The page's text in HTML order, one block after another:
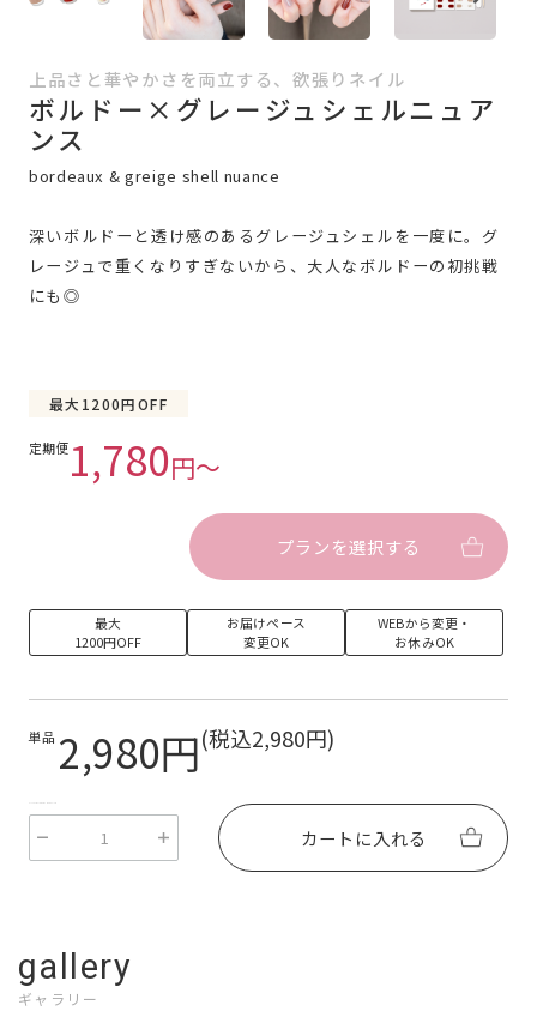
上品さと華やかさを両立する、欲張りネイル
ボルドー×グレージュシェルニュア
ンス
bordeaux & greige shell nuance
深いボルドーと透け感のあるグレージュシェルを一度に。グ
レージュで重くなりすぎないから、大人なボルドーの初挑戦
にも◎
最大1200円OFF
定期便1,780円〜
プランを選択する
最大
1200円OFF
お届けペース
変更OK
WEBから変更・
お休みOK
単品 2,980円(税込2,980円)
カートに入れる
gallery
ギャラリー